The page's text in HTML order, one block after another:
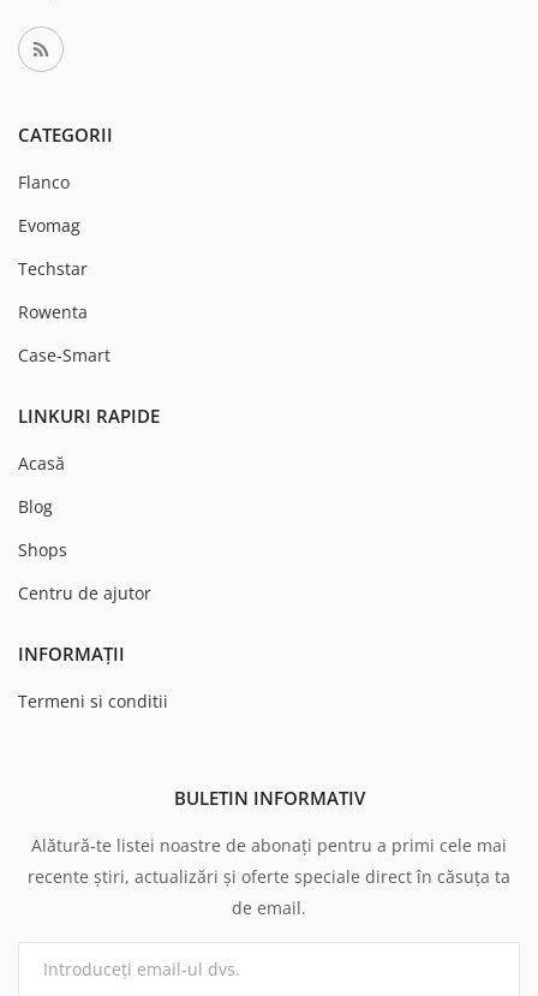
CATEGORII
Flanco
Evomag
Techstar
Rowenta
Case-Smart
LINKURI RAPIDE
Acasă
Blog
Shops
Centru de ajutor
INFORMAȚII
Termeni si conditii
BULETIN INFORMATIV
Alătură-te listei noastre de abonați pentru a primi cele mai
recente știri, actualizări și oferte speciale direct în căsuța ta
de email.